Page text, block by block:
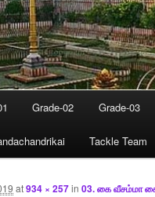
Grade-02 Grade-03
Tackle Team
at934 × 257in 03. கை வீசம்மா